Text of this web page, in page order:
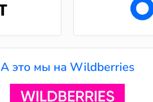
А это мы на Wildberries